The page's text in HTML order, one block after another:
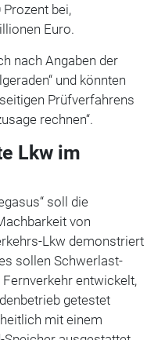
bei,
Euro.
nach Angaben der
und könnten
Prüfverfahrens
rechnen“.
Lkw im
soll die
von
Lkw demonstriert
sollen Schwerlast-
entwickelt,
getestet
mit einem